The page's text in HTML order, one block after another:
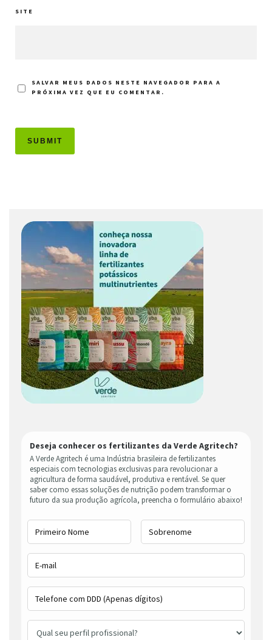
SITE
SALVAR MEUS DADOS NESTE NAVEGADOR PARA A
PRÓXIMA VEZ QUE EU COMENTAR.
Deseja conhecer os fertilizantes da Verde Agritech?
A Verde Agritech é uma Indústria brasileira de fertilizantes
especiais com tecnologias exclusivas para revolucionar a
agricultura de forma saudável, produtiva e rentável. Se quer
saber como essas soluções de nutrição podem transformar o
futuro da sua produção agrícola, preencha o formulário abaixo!